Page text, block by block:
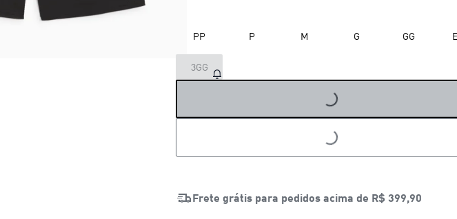
PP P M G GG
3GG LOADING...
LOADING...
Frete grátis para pedidos acima de R$ 399,90